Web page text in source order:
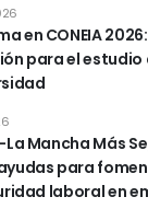
en CONEIA
para el estudio
Mancha Más
para
laboral en